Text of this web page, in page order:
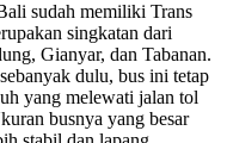
sudah memiliki Trans
singkatan dari
Gianyar, dan Tabanan.
dulu, bus ini tetap
yang melewati jalan tol
busnya yang besar